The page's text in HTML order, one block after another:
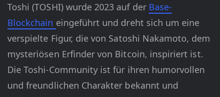
Toshi (TOSHI) wurde 2023 auf der Base-
Blockchain eingeführt und dreht sich um eine
verspielte Figur, die von Satoshi Nakamoto, dem
mysteriösen Erfinder von Bitcoin, inspiriert ist.
Die Toshi-Community ist für ihren humorvollen
und freundlichen Charakter bekannt und